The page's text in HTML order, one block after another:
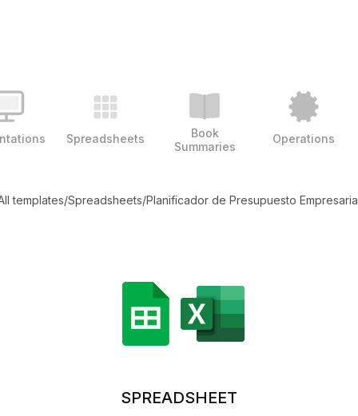
Spreadsheets
Book
Summaries
Operations
templates/Spreadsheets/Planificador de Presupuesto
SPREADSHEET